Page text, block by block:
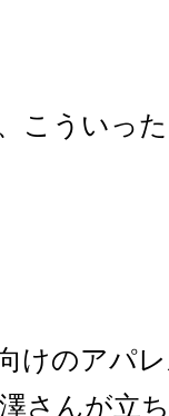
こういっ
けのアパ
さんが立